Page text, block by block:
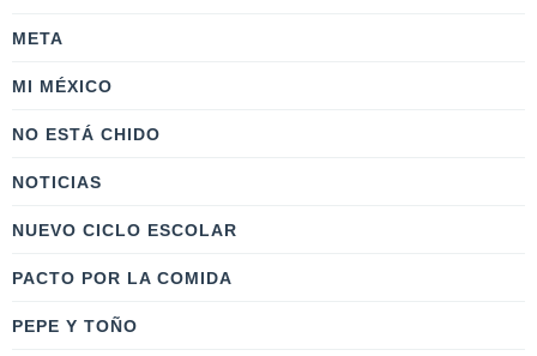
META
MI MÉXICO
NO ESTÁ CHIDO
NOTICIAS
NUEVO CICLO ESCOLAR
PACTO POR LA COMIDA
PEPE Y TOÑO